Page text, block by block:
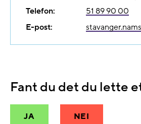
Telefon:
51 89 90 00
E-post:
Fant du det du lette
JA NEI